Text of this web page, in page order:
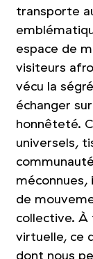
transporte
espace de
visiteurs
vécu la
échanger
honnêteté.
universels,
de
collective. À
virtuelle, ce
dont nous